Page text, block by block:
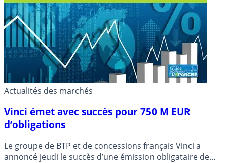
Actualités des marchés
Vinci émet avec succès pour 750 M EUR
d’obligations
Le groupe de BTP et de concessions français Vinci a
annoncé jeudi le succès d’une émission obligataire de